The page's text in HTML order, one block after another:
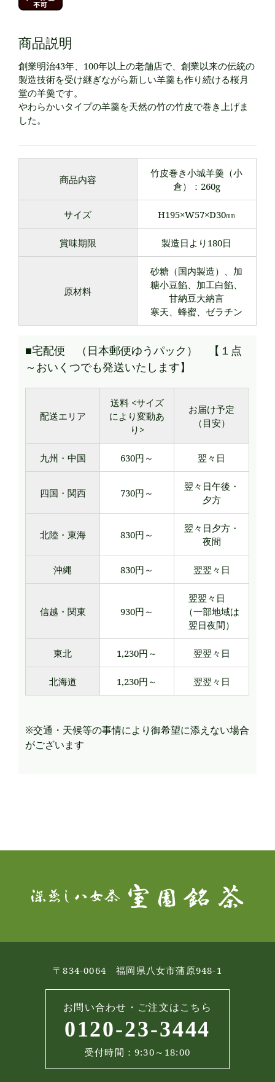
商品説明
創業明治43年、100年以上の老舗店で、創業以来の伝統の
製造技術を受け継ぎながら新しい羊羹も作り続ける桜月
堂の羊羹です。
やわらかいタイプの羊羹を天然の竹の竹皮で巻き上げま
した。
商品内容
竹皮巻き小城羊羹（小
倉）：260g
サイズ H195×W57×D30㎜
賞味期限 製造日より180日
原材料
砂糖（国内製造）、加
糖小豆餡、加工白餡、
甘納豆大納言
寒天、蜂蜜、ゼラチン
■宅配便 （日本郵便ゆうパック） 【１点
～おいくつでも発送いたします】
配送エリア
送料 <サイズ
により変動あ
り>
お届け予定
（目安）
九州・中国 630円～ 翌々日
四国・関西 730円～
翌々日午後・
夕方
北陸・東海 830円～
翌々日夕方・
夜間
沖縄 830円～ 翌翌々日
信越・関東 930円～
翌翌々日
（一部地域は
翌日夜間）
東北 1,230円～ 翌翌々日
北海道 1,230円～ 翌翌々日
※交通・天候等の事情により御希望に添えない場合
がございます
〒834-0064 福岡県八女市蒲原948-1
お問い合わせ・ご注文はこちら
0120-23-3444
受付時間：9:30～18:00